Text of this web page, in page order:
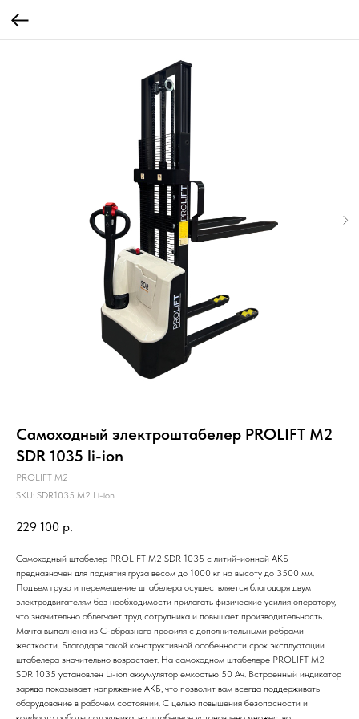
Самоходный электроштабелер PROLIFT M2
SDR 1035 li-ion
PROLIFT M2
SKU: SDR1035 M2 Li-ion
229 100 р.
Самоходный штабелер PROLIFT M2 SDR 1035 с литий-ионной АКБ
предназначен для поднятия груза весом до 1000 кг на высоту до 3500 мм.
Подъем груза и перемещение штабелера осуществляется благодаря двум
электродвигателям без необходимости прилагать физические усилия оператору,
что значительно облегчает труд сотрудника и повышает производительность.
Мачта выполнена из С-образного профиля с дополнительными ребрами
жесткости. Благодаря такой конструктивной особенности срок эксплуатации
штабелера значительно возрастает. На самоходном штабелере PROLIFT M2
SDR 1035 установлен Li-ion аккумулятор емкостью 50 Ач. Встроенный индикатор
заряда показывает напряжение АКБ, что позволит вам всегда поддерживать
оборудование в рабочем состоянии. С целью повышения безопасности и